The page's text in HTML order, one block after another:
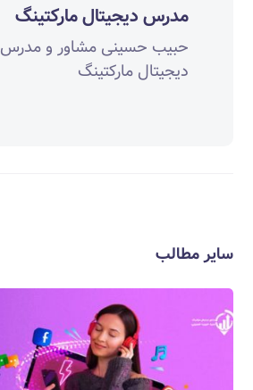
مدرس دیجیتال مارکتینگ
حبیب حسینی مشاور و مدرس
دیجیتال مارکتینگ
سایر مطالب